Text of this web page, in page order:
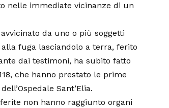
nelle immediate vicinanze di un
da uno o più soggetti
fuga lasciandolo a terra, ferito
dai testimoni, ha subito fatto
che hanno prestato le prime
Sant’Elia.
non hanno raggiunto organi